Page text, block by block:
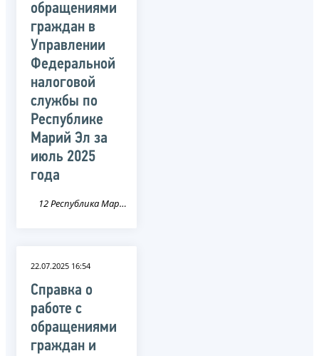
обращениями
граждан в
Управлении
Федеральной
налоговой
службы по
Республике
Марий Эл за
июль 2025
года
12 Республика Марий Эл
22.07.2025 16:54
Справка о
работе с
обращениями
граждан и